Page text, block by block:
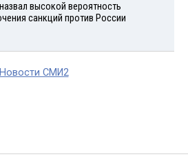
высокой вероятность
санкций против России
Новости СМИ2